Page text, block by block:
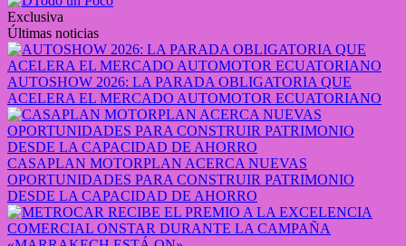
Exclusiva
Últimas noticias
AUTOSHOW 2026: LA PARADA OBLIGATORIA QUE
ACELERA EL MERCADO AUTOMOTOR ECUATORIANO
CASAPLAN MOTORPLAN ACERCA NUEVAS
OPORTUNIDADES PARA CONSTRUIR PATRIMONIO
DESDE LA CAPACIDAD DE AHORRO